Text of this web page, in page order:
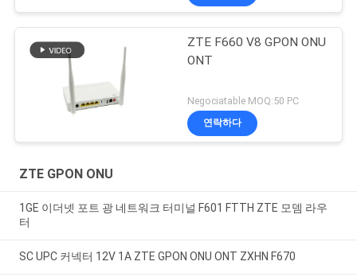
ZTE F660 V8 GPON ONU
ONT
Negociatable MOQ:50 PC
연락하다
ZTE GPON ONU
1GE 이더넷 포트 광 네트워크 터미널 F601 FTTH ZTE 모뎀 라우
터
SC UPC 커넥터 12V 1A ZTE GPON ONU ONT ZXHN F670